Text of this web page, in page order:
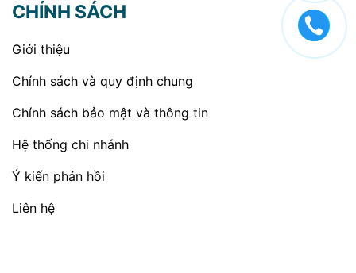
CHÍNH SÁCH
Giới thiệu
Chính sách và quy định chung
Chính sách bảo mật và thông tin
Hệ thống chi nhánh
Ý kiến phản hồi
Liên hệ